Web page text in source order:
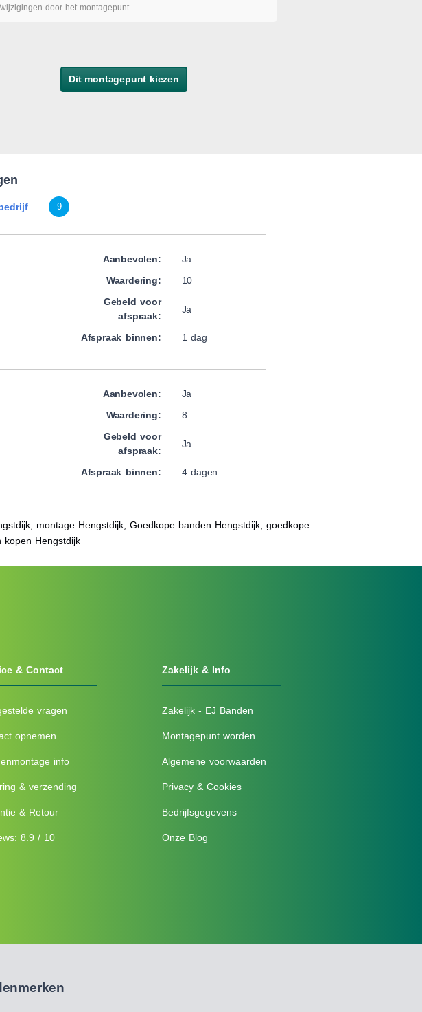
door het montagepunt.
Dit montagepunt kiezen
9
Aanbevolen:
Ja
Waardering:
10
Gebeld voor
afspraak:
Ja
Afspraak binnen: 1 dag
Aanbevolen:
Ja
Waardering:
8
Gebeld voor
afspraak:
Ja
Afspraak binnen: 4 dagen
montage Hengstdijk, Goedkope banden Hengstdijk, goedkope
kopen Hengstdijk
& Contact
vragen
opnemen
info
& verzending
& Retour
8.9 / 10
Zakelijk & Info
Zakelijk - EJ Banden
Montagepunt worden
Algemene voorwaarden
Privacy & Cookies
Bedrijfsgegevens
Onze Blog